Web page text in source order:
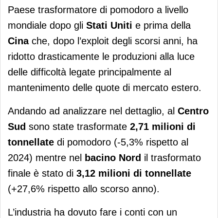
Paese trasformatore di pomodoro a livello
mondiale dopo gli Stati Uniti e prima della
Cina che, dopo l’exploit degli scorsi anni, ha
ridotto drasticamente le produzioni alla luce
delle difficoltà legate principalmente al
mantenimento delle quote di mercato estero.
Andando ad analizzare nel dettaglio, al Centro
Sud sono state trasformate 2,71 milioni di
tonnellate di pomodoro (-5,3% rispetto al
2024) mentre nel bacino Nord il trasformato
finale è stato di 3,12 milioni di tonnellate
(+27,6% rispetto allo scorso anno).
L’industria ha dovuto fare i conti con un